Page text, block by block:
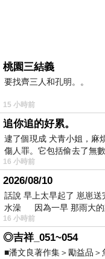
桃園三結義
要找齊三人和孔明。。
15 小時前
追你追的好累。
逮了個現成 犬青小姐，麻
傷人罪。它包括偷去了無
16 小時前
2026/08/10
話說 早上太早起了 崽崽
水澡 因為一早 那雨大的
16 小時前
◎吉祥_051~054
■潘文良著作集＞勵益品